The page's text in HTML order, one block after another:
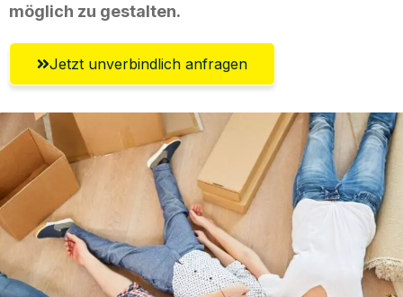
möglich zu gestalten.
Jetzt unverbindlich anfragen